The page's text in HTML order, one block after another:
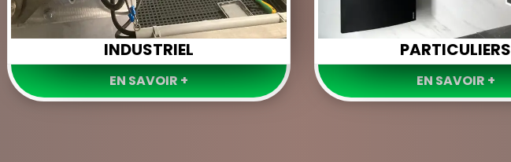
INDUSTRIEL
EN SAVOIR +
PARTICULIERS
EN SAVOIR +